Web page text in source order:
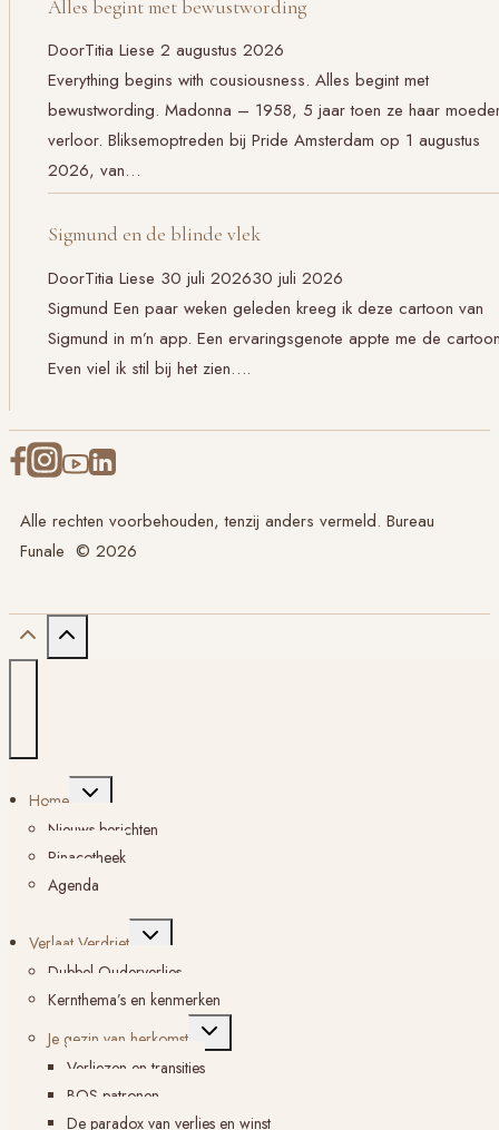
Alles begint met bewustwording
DoorTitia Liese 2 augustus 2026
Everything begins with cousiousness. Alles begint met
bewustwording. Madonna – 1958, 5 jaar toen ze haar
verloor. Bliksemoptreden bij Pride Amsterdam op 1 augustus
2026, van…
Sigmund en de blinde vlek
DoorTitia Liese 30 juli 202630 juli 2026
Sigmund Een paar weken geleden kreeg ik deze cartoon van
Sigmund in m’n app. Een ervaringsgenote appte me de
Even viel ik stil bij het zien….
Alle rechten voorbehouden, tenzij anders vermeld. Bureau
Funale © 2026
Home
Toggle
submenu
Nieuws berichten
Pinacotheek
Agenda
Verlaat Verdriet
Toggle
submenu
Dubbel Ouderverlies
Kernthema’s en kenmerken
Je gezin van herkomst
Toggle
Verliezen en transities
BOS-patronen
De paradox van verlies en winst